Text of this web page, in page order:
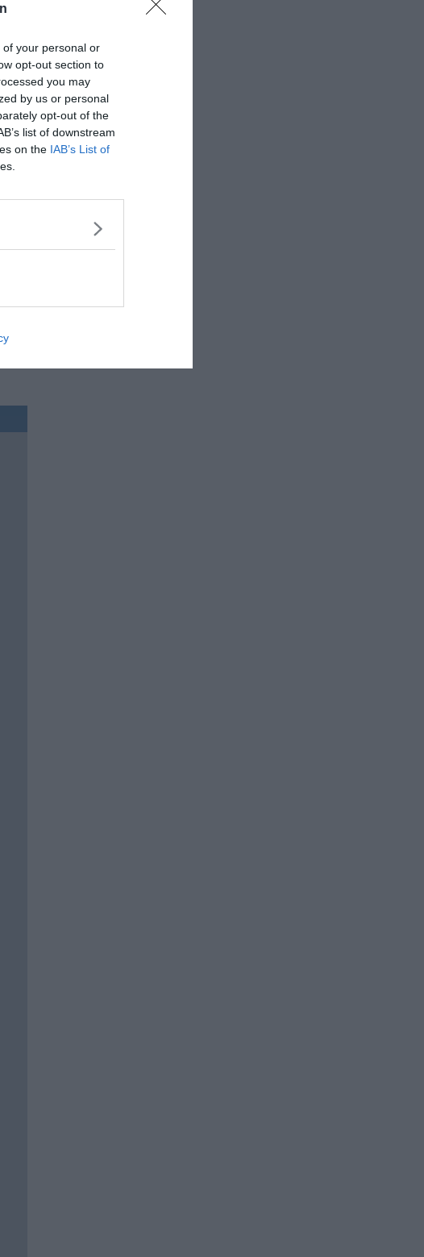
your personal or
opt-out section to
you may
by us or personal
opt-out of the
list of downstream
on the IAB’s List of